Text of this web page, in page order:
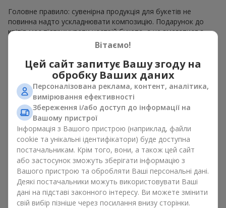
Головне правило: сувенірна продукція для букетів не
повинна надто ускладнювати композицію. Подарунок до
квітів має підтримувати настрій букета, а не змагатися з
ним. Для ніжних композицій підійде сувенірна продукція для
декору. Це може бутитортикабомаленька м’яка іграшка
Для яскравих є сенс використати більш сміливі додаткові
акценти, як вишуканіцукеркичи дорогі сувеніри.
Сувенірна продукція для букетів повинна вибиратись,
враховуючи й привід, і людину, якій адресований подарунок.
Якщо сумніваєтесь, яка сувенірна продукція для букетів вам
потрібна — обирайте універсальні маленькі приємності,
широкий вибір яких знайдеться у нашому каталозі.
Сувеніри до букетів на різні свята
Свято задає настрій, а сувенірна продукція для букетів його
підкреслює. Саме тому сувеніри для квітів часто обирають з
урахуванням дати та події. В нашому асортименті
Вітаємо!
Цей сайт запитує Вашу згоду на
обробку Ваших даних
Персоналізована реклама, контент, аналітика,
вимірювання ефективності
Збереження і/або доступ до інформації на
Вашому пристрої
Інформація з Вашого пристрою (наприклад, файли
cookie та унікальні ідентифікатори) буде доступна
постачальникам. Крім того, вони, а також цей сайт
або застосунок зможуть зберігати інформацію з
Вашого пристрою та обробляти Ваші персональні дані.
Деякі постачальники можуть використовувати Ваші
дані на підставі законного інтересу. Ви можете змінити
свій вибір пізніше через посилання внизу сторінки.